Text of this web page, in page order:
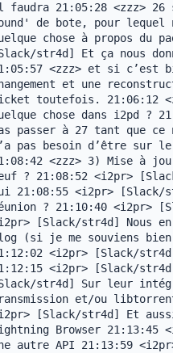
faudra 21:05:28 <zzz>
de bote, pour
chose à propos du
str4d] Et ça nous
<zzz> et si c’est
et une
toutefois. 21:06:12
chose dans i2pd ?
passer à 27 tant que ce
pas besoin d’être sur
<zzz> 3) Mise à
? 21:08:52 <i2pr>
21:08:55 <i2pr>
? 21:10:40 <i2pr>
[Slack/str4d] Nous
(si je me souviens
<i2pr> [Slack/
<i2pr> [Slack/
str4d] Sur leur
et/ou
[Slack/str4d] Et
Browser
autre API 21:13:59